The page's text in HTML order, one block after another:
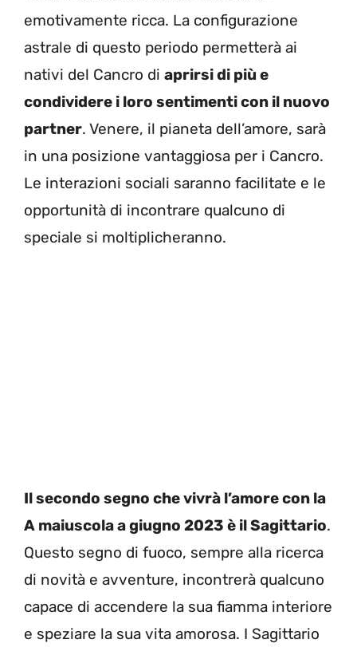
emotivamente ricca. La configurazione
astrale di questo periodo permetterà ai
nativi del Cancro di aprirsi di più e
condividere i loro sentimenti con il nuovo
partner. Venere, il pianeta dell’amore, sarà
in una posizione vantaggiosa per i Cancro.
Le interazioni sociali saranno facilitate e le
opportunità di incontrare qualcuno di
speciale si moltiplicheranno.
Il secondo segno che vivrà l’amore con la
A maiuscola a giugno 2023 è il Sagittario.
Questo segno di fuoco, sempre alla ricerca
di novità e avventure, incontrerà qualcuno
capace di accendere la sua fiamma interiore
e speziare la sua vita amorosa. I Sagittario